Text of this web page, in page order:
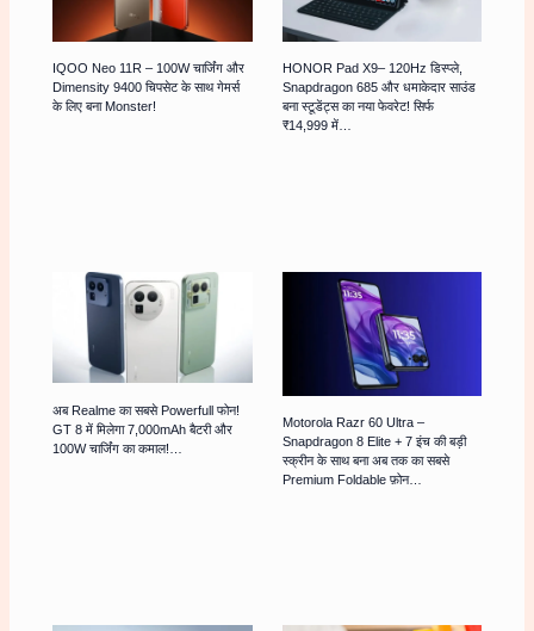
IQOO Neo 11R – 100W चार्जिंग और
Dimensity 9400 चिपसेट के साथ गेमर्स
के लिए बना Monster!
HONOR Pad X9– 120Hz डिस्प्ले,
Snapdragon 685 और धमाकेदार साउंड
बना स्टूडेंट्स का नया फेवरेट! सिर्फ
₹14,999 में…
अब Realme का सबसे Powerfull फोन!
GT 8 में मिलेगा 7,000mAh बैटरी और
100W चार्जिंग का कमाल!…
Motorola Razr 60 Ultra –
Snapdragon 8 Elite + 7 इंच की बड़ी
स्क्रीन के साथ बना अब तक का सबसे
Premium Foldable फ़ोन…